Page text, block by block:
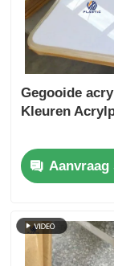
Gegooide
Kleuren
Aanvraag